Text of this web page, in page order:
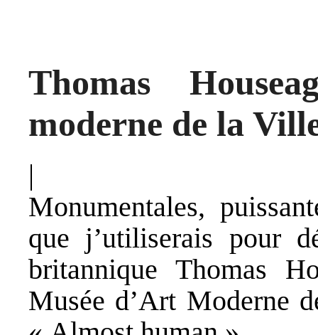
Thomas
moderne de la
|
Monumentales,
que j’utiliserais pour
britannique Thomas
Musée d’Art Moderne